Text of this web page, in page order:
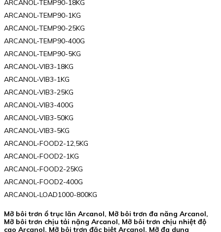
ARCANOL-TEMP90-18KG
ARCANOL-TEMP90-1KG
ARCANOL-TEMP90-25KG
ARCANOL-TEMP90-400G
ARCANOL-TEMP90-5KG
ARCANOL-VIB3-18KG
ARCANOL-VIB3-1KG
ARCANOL-VIB3-25KG
ARCANOL-VIB3-400G
ARCANOL-VIB3-50KG
ARCANOL-VIB3-5KG
ARCANOL-FOOD2-12,5KG
ARCANOL-FOOD2-1KG
ARCANOL-FOOD2-25KG
ARCANOL-FOOD2-400G
ARCANOL-LOAD1000-800KG
Mỡ bôi trơn ổ trục lăn Arcanol, Mỡ bôi trơn đa năng Arcanol,
Mỡ bôi trơn chịu tải nặng Arcanol, Mỡ bôi trơn chịu nhiệt độ
cao Arcanol, Mỡ bôi trơn đặc biệt Arcanol, Mỡ đa dụng